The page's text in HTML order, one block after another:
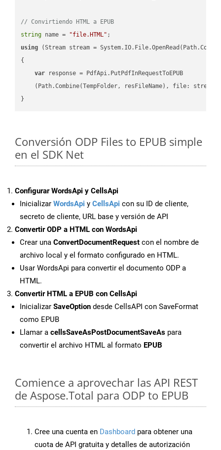
// Convirtiendo HTML a EPUB
string name = "file.HTML"
using (Stream stream =
{
var response = PdfApi.PutPdfInRequestToEPUB
    (Path.Combine(TempFolder, resFileName), file: stream);
Conversión ODP Files to EPUB simple
en el SDK Net
Configurar WordsApi y CellsApi
Inicializar WordsApi y CellsApi con su ID de cliente,
secreto de cliente, URL base y versión de API
Convertir ODP a HTML con WordsApi
Crear una ConvertDocumentRequest con el nombre de
archivo local y el formato configurado en HTML.
Usar WordsApi para convertir el documento ODP a
HTML.
Convertir HTML a EPUB con CellsApi
Inicializar SaveOption desde CellsAPI con SaveFormat
como EPUB
Llamar a cellsSaveAsPostDocumentSaveAs para
convertir el archivo HTML al formato EPUB
Comience a aprovechar las API REST
de Aspose.Total para ODP to EPUB
Cree una cuenta en Dashboard para obtener una
cuota de API gratuita y detalles de autorización